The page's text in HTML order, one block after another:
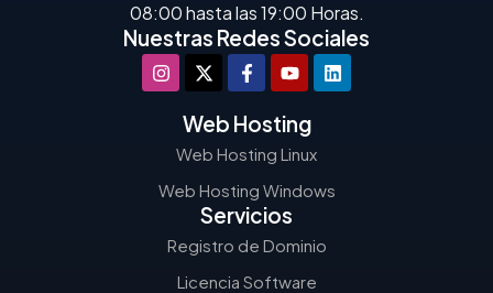
08:00 hasta las 19:00 Horas.
Nuestras Redes Sociales
Web Hosting
Web Hosting Linux
Web Hosting Windows
Servicios
Registro de Dominio
Licencia Software